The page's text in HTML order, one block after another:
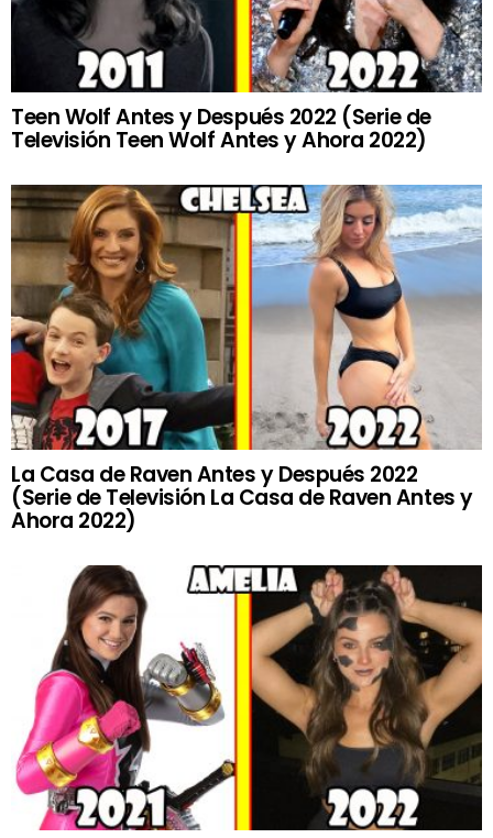
Teen Wolf Antes y Después 2022 (Serie de
Televisión Teen Wolf Antes y Ahora 2022)
La Casa de Raven Antes y Después 2022
(Serie de Televisión La Casa de Raven Antes y
Ahora 2022)